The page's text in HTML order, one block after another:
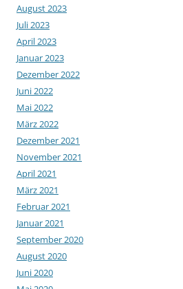
August 2023
Juli 2023
April 2023
Januar 2023
Dezember 2022
Juni 2022
Mai 2022
März 2022
Dezember 2021
November 2021
April 2021
März 2021
Februar 2021
Januar 2021
September 2020
August 2020
Juni 2020